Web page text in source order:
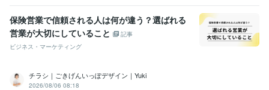
保険営業で信頼される人は何が違う？選ばれる
営業が大切にしていること
記事
ビジネス・マーケティング
チラシ｜ごきげんいっぽデザイン｜Yuki
2026/08/06 08:18